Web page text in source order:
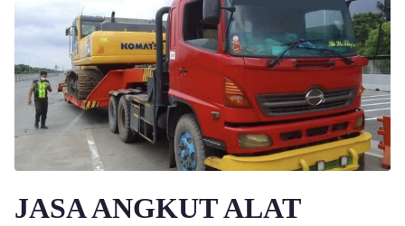
JASA ANGKUT ALAT